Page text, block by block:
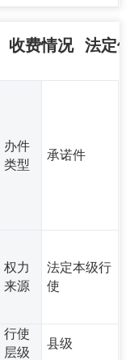
收费情况 法定
办件
类型
承诺件
权力
来源
法定本级行
使
行使
层级
县级